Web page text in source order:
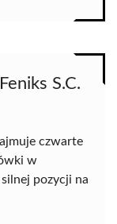
S.C.
czwarte
w
pozycji na